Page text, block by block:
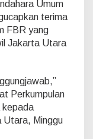
Umum
terima
FBR yang
Jakarta Utara
Perkumpulan
kepada
Utara, Minggu